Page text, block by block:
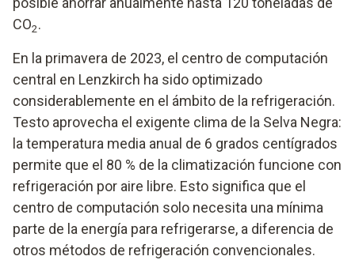
CO2.
En la primavera de 2023, el centro de computación
central en Lenzkirch ha sido optimizado
considerablemente en el ámbito de la refrigeración.
Testo aprovecha el exigente clima de la Selva Negra:
la temperatura media anual de 6 grados centígrados
permite que el 80 % de la climatización funcione con
refrigeración por aire libre. Esto significa que el
centro de computación solo necesita una mínima
parte de la energía para refrigerarse, a diferencia de
otros métodos de refrigeración convencionales.